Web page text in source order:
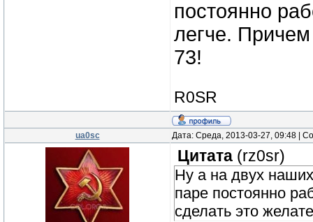
постоянно
легче.
73!
R0SR
ua0sc Дата: Среда, 2013-03-27, 09:48 |
Цитата (rz0sr)
Ну а на двух
паре постоянно
сделать это